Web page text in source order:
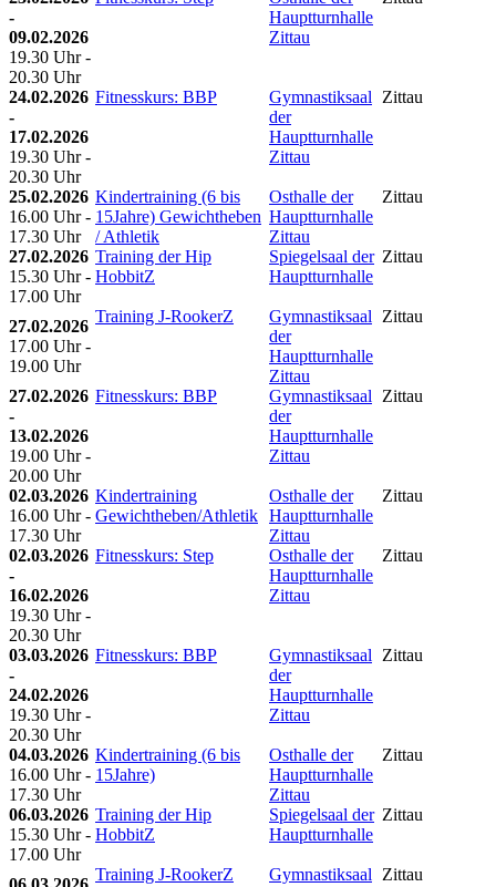
-
09.02.2026
19.30 Uhr -
20.30 Uhr
Hauptturnhalle
Zittau
24.02.2026
-
17.02.2026
19.30 Uhr -
20.30 Uhr
Fitnesskurs: BBP
Gymnastiksaal
der
Hauptturnhalle
Zittau
Zittau
25.02.2026
16.00 Uhr -
17.30 Uhr
Kindertraining (6 bis
15Jahre) Gewichtheben
/ Athletik
Osthalle der
Hauptturnhalle
Zittau
Zittau
27.02.2026
15.30 Uhr -
17.00 Uhr
Training der Hip
HobbitZ
Spiegelsaal der
Hauptturnhalle
Zittau
27.02.2026
17.00 Uhr -
19.00 Uhr
Training J-RookerZ
Gymnastiksaal
der
Hauptturnhalle
Zittau
Zittau
27.02.2026
-
13.02.2026
19.00 Uhr -
20.00 Uhr
Fitnesskurs: BBP
Gymnastiksaal
der
Hauptturnhalle
Zittau
Zittau
02.03.2026
16.00 Uhr -
17.30 Uhr
Kindertraining
Gewichtheben/Athletik
Osthalle der
Hauptturnhalle
Zittau
Zittau
02.03.2026
-
16.02.2026
19.30 Uhr -
20.30 Uhr
Fitnesskurs: Step
Osthalle der
Hauptturnhalle
Zittau
Zittau
03.03.2026
-
24.02.2026
19.30 Uhr -
20.30 Uhr
Fitnesskurs: BBP
Gymnastiksaal
der
Hauptturnhalle
Zittau
Zittau
04.03.2026
16.00 Uhr -
17.30 Uhr
Kindertraining (6 bis
15Jahre)
Osthalle der
Hauptturnhalle
Zittau
Zittau
06.03.2026
15.30 Uhr -
17.00 Uhr
Training der Hip
HobbitZ
Spiegelsaal der
Hauptturnhalle
Zittau
Training J-RookerZ
Gymnastiksaal
Zittau